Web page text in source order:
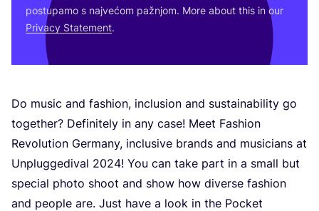
Do music and fashi­on, inclu­si­on and sus­ta­ina­bi­lity go
toget­her? Defi­ni­tely in any case! Meet Fashi­on
Revo­lu­ti­on Ger­many, inclu­si­ve bran­ds and musi­ci­ans at
Unplug­ge­di­val 2024! You can take part in a small but
spe­ci­al pho­to sho­ot and show how diver­se fashi­on
and people are. Just have a look in the Poc­ket
pos­tu­pa­mo s naj­ve­ćom paž­njom. More abo­ut this in our
Pri­vacy Sta­te­ment.